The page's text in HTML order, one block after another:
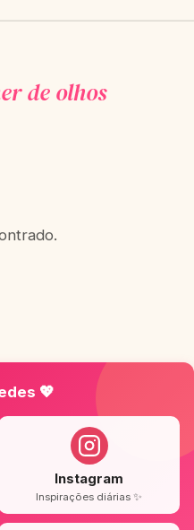
de olhos
💖
Instagram
Inspirações diárias ✨